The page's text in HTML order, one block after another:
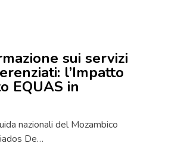
sui servizi
l’Impatto
EQUAS in
nazionali del Mozambico
De…